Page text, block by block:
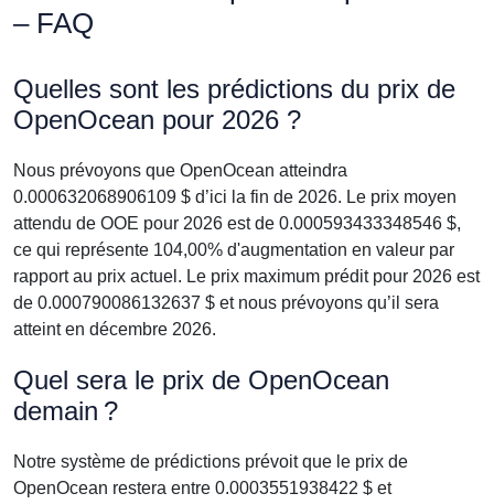
– FAQ
Quelles sont les prédictions du prix de
OpenOcean pour 2026 ?
Nous prévoyons que OpenOcean atteindra
0.000632068906109 $ d’ici la fin de 2026. Le prix moyen
attendu de OOE pour 2026 est de 0.000593433348546 $,
ce qui représente 104,00% d'augmentation en valeur par
rapport au prix actuel. Le prix maximum prédit pour 2026 est
de 0.000790086132637 $ et nous prévoyons qu’il sera
atteint en décembre 2026.
Quel sera le prix de OpenOcean
demain ?
Notre système de prédictions prévoit que le prix de
OpenOcean restera entre 0.0003551938422 $ et